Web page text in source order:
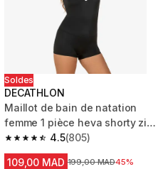
Soldes
DECATHLON
Maillot de bain de natation
femme 1 pièce heva shorty zip
noir
4.5
4.5 out of 5 stars from 805
(805)
109,00 MAD Prix avant la réduction
199,00 MAD45%